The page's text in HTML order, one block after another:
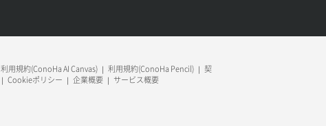
利用規約(ConoHa AI Canvas) 利用規約(ConoHa Pencil)
契
Cookieポリシー 企業概要 サービス概要